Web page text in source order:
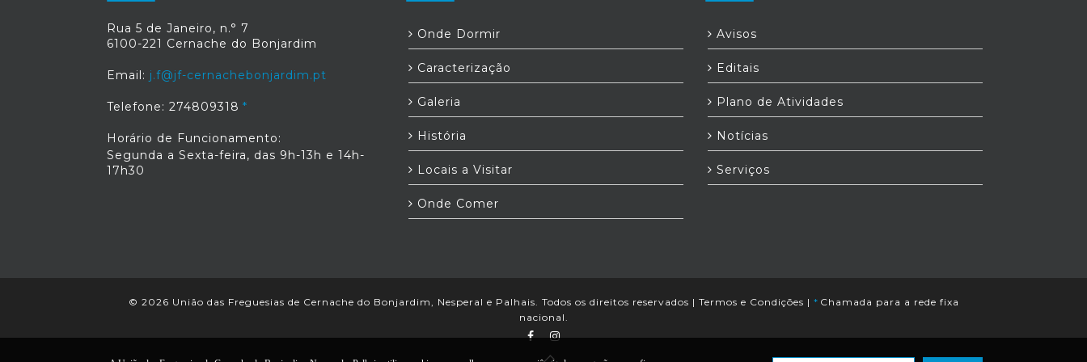
Rua 5 de Janeiro, n.° 7
6100-221 Cernache do Bonjardim
Email: j.f@jf-cernachebonjardim.pt
Telefone: 274809318
Horário de Funcionamento:
Segunda a Sexta-feira, das 9h-13h e 14h-
17h30
Onde Dormir
Caracterização
Galeria
História
Locais a Visitar
Onde Comer
Avisos
Editais
Plano de Atividades
Notícias
Serviços
© 2026 União das Freguesias de Cernache do Bonjardim, Nesperal e Palhais. Todos os direitos reservados | Termos e Condições | * Chamada para a rede fixa
nacional.